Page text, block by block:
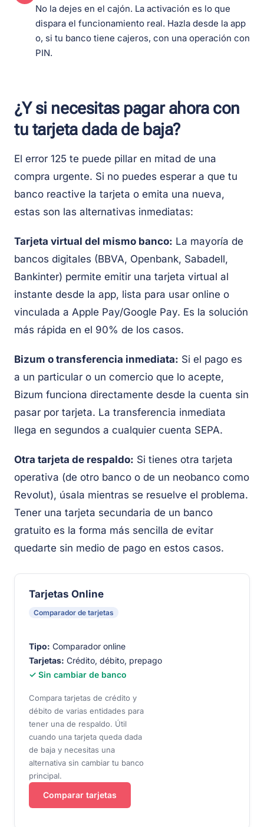
No la dejes en el cajón. La activación es lo que
dispara el funcionamiento real. Hazla desde la app
o, si tu banco tiene cajeros, con una operación con
PIN.
¿Y si necesitas pagar ahora con
tu tarjeta dada de baja?
El error 125 te puede pillar en mitad de una
compra urgente. Si no puedes esperar a que tu
banco reactive la tarjeta o emita una nueva,
estas son las alternativas inmediatas:
Tarjeta virtual del mismo banco: La mayoría de
bancos digitales (BBVA, Openbank, Sabadell,
Bankinter) permite emitir una tarjeta virtual al
instante desde la app, lista para usar online o
vinculada a Apple Pay/Google Pay. Es la solución
más rápida en el 90% de los casos.
Bizum o transferencia inmediata: Si el pago es
a un particular o un comercio que lo acepte,
Bizum funciona directamente desde la cuenta sin
pasar por tarjeta. La transferencia inmediata
llega en segundos a cualquier cuenta SEPA.
Otra tarjeta de respaldo: Si tienes otra tarjeta
operativa (de otro banco o de un neobanco como
Revolut), úsala mientras se resuelve el problema.
Tener una tarjeta secundaria de un banco
gratuito es la forma más sencilla de evitar
quedarte sin medio de pago en estos casos.
Tarjetas Online
Comparador de tarjetas
Tipo: Comparador online
Tarjetas: Crédito, débito, prepago
✓ Sin cambiar de banco
Compara tarjetas de crédito y
débito de varias entidades para
tener una de respaldo. Útil
cuando una tarjeta queda dada
de baja y necesitas una
alternativa sin cambiar tu banco
principal.
Comparar tarjetas